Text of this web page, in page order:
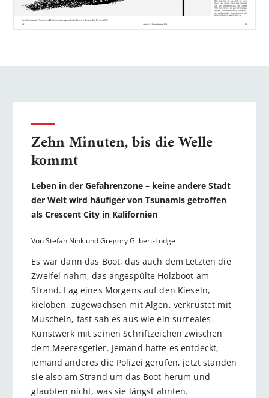
Zehn Minuten, bis die Welle
kommt
Leben in der Gefahrenzone – keine andere Stadt
der Welt wird häufi­ger von Tsunamis getroffen
als Crescent City in Kalifornien
Von Stefan Nink und Gregory Gilbert-Lodge
Es war dann das Boot, das auch dem Letzten die
Zweifel nahm, das angespülte Holzboot am
Strand. Lag eines Morgens auf den Kieseln,
kieloben, zugewachsen mit Algen, verkrustet mit
Muscheln, fast sah es aus wie ein surreales
Kunstwerk mit seinen Schriftzeichen zwischen
dem Meeresgetier. Jemand hatte es entdeckt,
jemand anderes die Polizei gerufen, jetzt standen
sie also am Strand um das Boot herum und
glaubten nicht, was sie längst ahnten.